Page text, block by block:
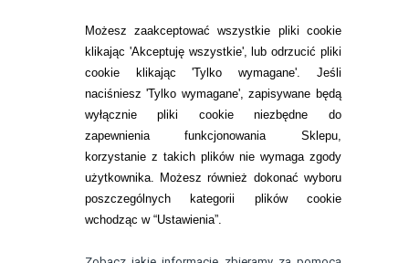
Możesz zaakceptować wszystkie pliki cookie
klikając 'Akceptuję wszystkie', lub odrzucić pliki
cookie klikając 'Tylko wymagane'. Jeśli
naciśniesz 'Tylko wymagane', zapisywane będą
wyłącznie pliki cookie niezbędne do
zapewnienia funkcjonowania Sklepu,
korzystanie z takich plików nie wymaga zgody
użytkownika. Możesz również dokonać wyboru
poszczególnych kategorii plików cookie
wchodząc w “Ustawienia”.
SOCZEWKI KOLOROWE
Zwrot (odstąpienie od umowy)
ZMIEŃ USTAWIENIA ZGODY NA CIASTECZKA
KONTAKT
telefon:
22 113 44 42
telefon:
732 08 08 72